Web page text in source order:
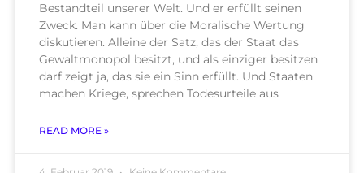
Bestandteil unserer Welt. Und er erfüllt seinen
Zweck. Man kann über die Moralische Wertung
diskutieren. Alleine der Satz, das der Staat das
Gewaltmonopol besitzt, und als einziger besitzen
darf zeigt ja, das sie ein Sinn erfüllt. Und Staaten
machen Kriege, sprechen Todesurteile aus
READ MORE »